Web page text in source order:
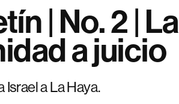
| No. 2 | La
a juicio
Israel a La Haya.